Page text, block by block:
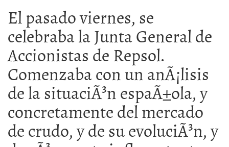
El pasado viernes, se
celebraba la Junta General de
Accionistas de Repsol.
Comenzaba con un anÃ¡lisis
de la situaciÃ³n espaÃ±ola, y
concretamente del mercado
de crudo, y de su evoluciÃ³n, y